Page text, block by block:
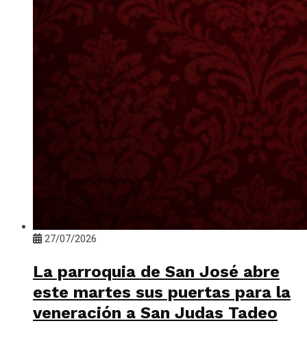
27/07/2026
La parroquia de San José abre
este martes sus puertas para la
veneración a San Judas Tadeo